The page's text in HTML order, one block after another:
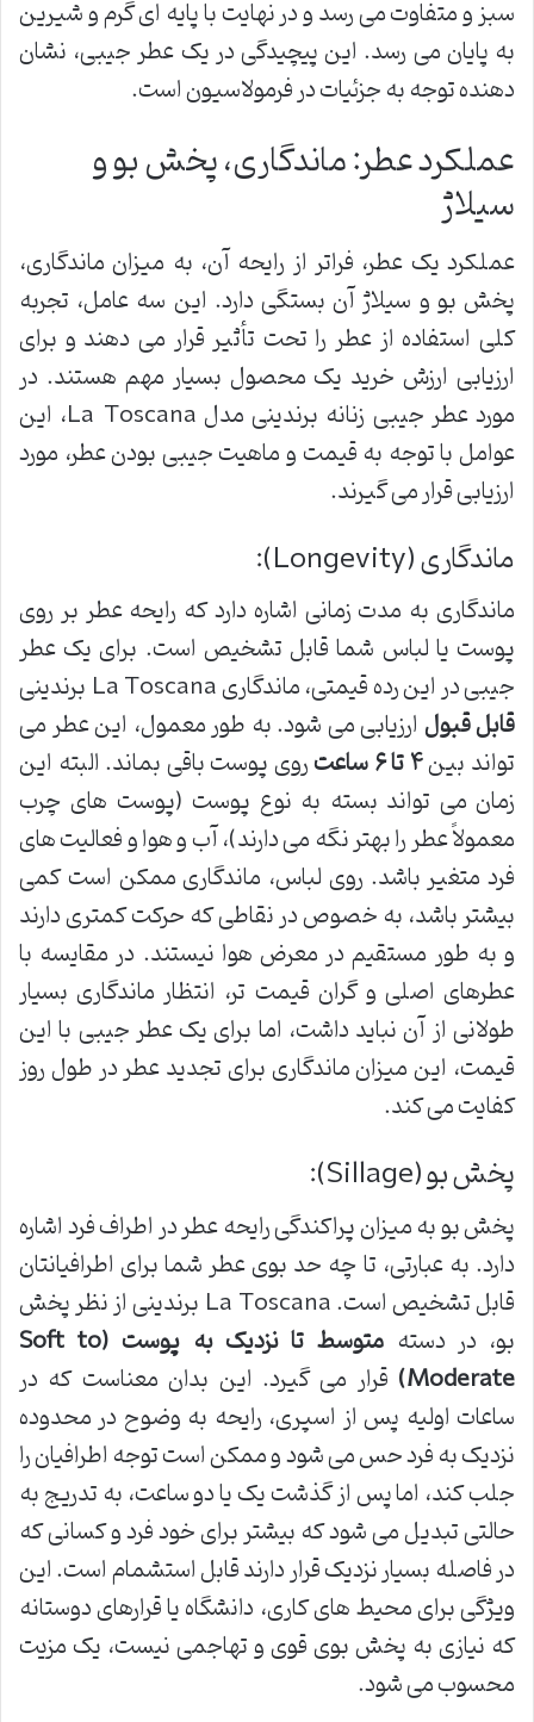
سبز و متفاوت می رسد و در نهایت با پایه ای گرم و شیرین
به پایان می رسد. این پیچیدگی در یک عطر جیبی، نشان
دهنده توجه به جزئیات در فرمولاسیون است.
عملکرد عطر: ماندگاری، پخش بو و
سیلاژ
عملکرد یک عطر، فراتر از رایحه آن، به میزان ماندگاری،
پخش بو و سیلاژ آن بستگی دارد. این سه عامل، تجربه
کلی استفاده از عطر را تحت تأثیر قرار می دهند و برای
ارزیابی ارزش خرید یک محصول بسیار مهم هستند. در
مورد عطر جیبی زنانه برندینی مدل La Toscana، این
عوامل با توجه به قیمت و ماهیت جیبی بودن عطر، مورد
ارزیابی قرار می گیرند.
ماندگاری (Longevity):
ماندگاری به مدت زمانی اشاره دارد که رایحه عطر بر روی
پوست یا لباس شما قابل تشخیص است. برای یک عطر
جیبی در این رده قیمتی، ماندگاری La Toscana برندینی
قابل قبول ارزیابی می شود. به طور معمول، این عطر می
تواند بین۴ تا ۶ ساعت
روی پوست باقی بماند. البته این
زمان می تواند بسته به نوع پوست (پوست های چرب
معمولاً عطر را بهتر نگه می دارند)، آب و هوا و فعالیت های
فرد متغیر باشد. روی لباس، ماندگاری ممکن است کمی
بیشتر باشد، به خصوص در نقاطی که حرکت کمتری دارند
و به طور مستقیم در معرض هوا نیستند. در مقایسه با
عطرهای اصلی و گران قیمت تر، انتظار ماندگاری بسیار
طولانی از آن نباید داشت، اما برای یک عطر جیبی با این
قیمت، این میزان ماندگاری برای تجدید عطر در طول روز
کفایت می کند.
پخش بو (Sillage):
پخش بو به میزان پراکندگی رایحه عطر در اطراف فرد اشاره
دارد. به عبارتی، تا چه حد بوی عطر شما برای اطرافیانتان
قابل تشخیص است. La Toscana برندینی از نظر پخش
بو، در دسته
متوسط تا نزدیک به پوست (Soft to
Moderate) قرار می گیرد. این بدان معناست که در
ساعات اولیه پس از اسپری، رایحه به وضوح در محدوده
نزدیک به فرد حس می شود و ممکن است توجه اطرافیان را
جلب کند، اما پس از گذشت یک یا دو ساعت، به تدریج به
حالتی تبدیل می شود که بیشتر برای خود فرد و کسانی که
در فاصله بسیار نزدیک قرار دارند قابل استشمام است. این
ویژگی برای محیط های کاری، دانشگاه یا قرارهای دوستانه
که نیازی به پخش بوی قوی و تهاجمی نیست، یک مزیت
محسوب می شود.